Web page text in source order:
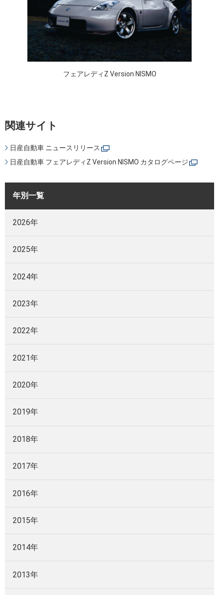
フェアレディZ Version NISMO
関連サイト
日産自動車 ニュースリリース
日産自動車 フェアレディZ Version NISMO カタログページ
年別一覧
2026年
2025年
2024年
2023年
2022年
2021年
2020年
2019年
2018年
2017年
2016年
2015年
2014年
2013年